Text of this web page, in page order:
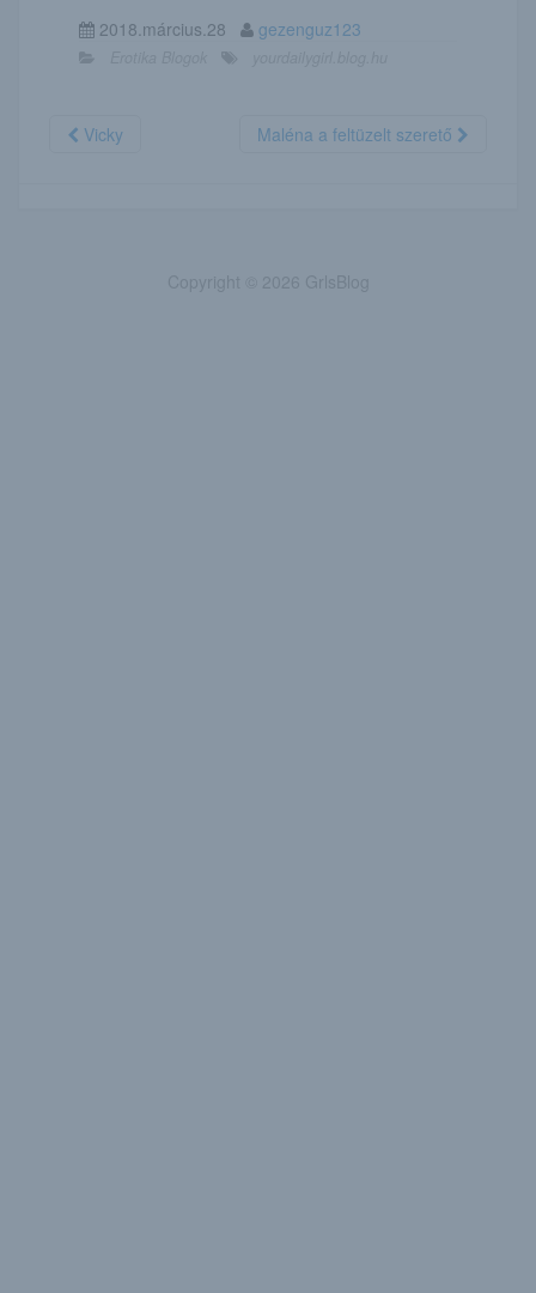
2018.március.28 gezenguz123
Vicky Maléna a feltüzelt szerető